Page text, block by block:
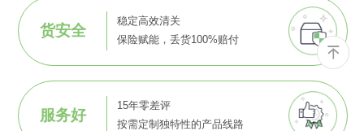
货安全
稳定高效清关
保险赋能，丢货100%赔付
服务好
15年零差评
按需定制独特性的产品线路